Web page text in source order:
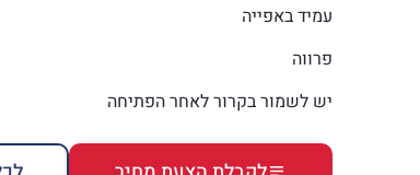
עמיד באפייה
פרווה
יש לשמור בקרור לאחר הפתיחה